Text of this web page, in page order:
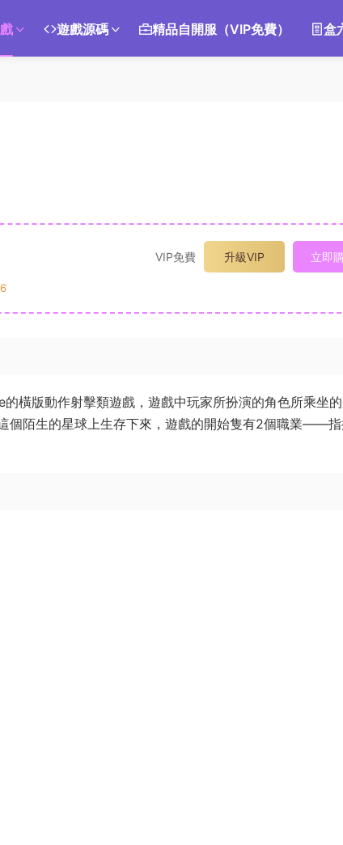
遊戲源碼 精品自開服（VIP免費） 盒
VIP免費 升級VIP 立即
橫版動作射擊類遊戲，遊戲中玩家所扮演的角色所乘坐的
個陌生的星球上生存下來，遊戲的開始隻有2個職業——